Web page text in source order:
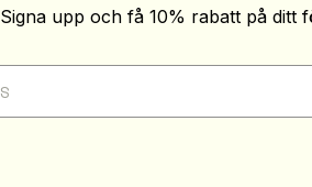
Signa upp och få 10% rabatt på ditt